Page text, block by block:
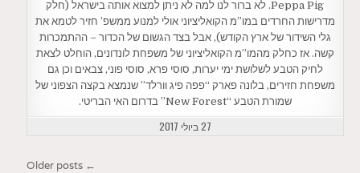
Peppa Pig. לא ברור לנו למה לא ניתן למצוא אותה בישראל (חלק
מדרישות החרדים במו”מ הקואליציוני אולי למנוע ממשפ’ חזיר לטמא את
גלי השידור של ארץ הקודש), אבל בצד הגשום של הכדור – ההתמכרות
קשה. אז כחלק מהמו”מ הקואליציוני של משפחת לונדונים, הוחלט לצאת
לחיק הטבע לשלושת ימי יערות, סוסי פרא, סוסי פוני, צבאים וכן גם
משפחת חזירים, בלונה פארק “פפה פיג וורלד” שנמצא בקצה הצפוני של
שמורת הטבע “New Forest” בדרום האי הבריטי.
27 ביולי 2017
← Older posts